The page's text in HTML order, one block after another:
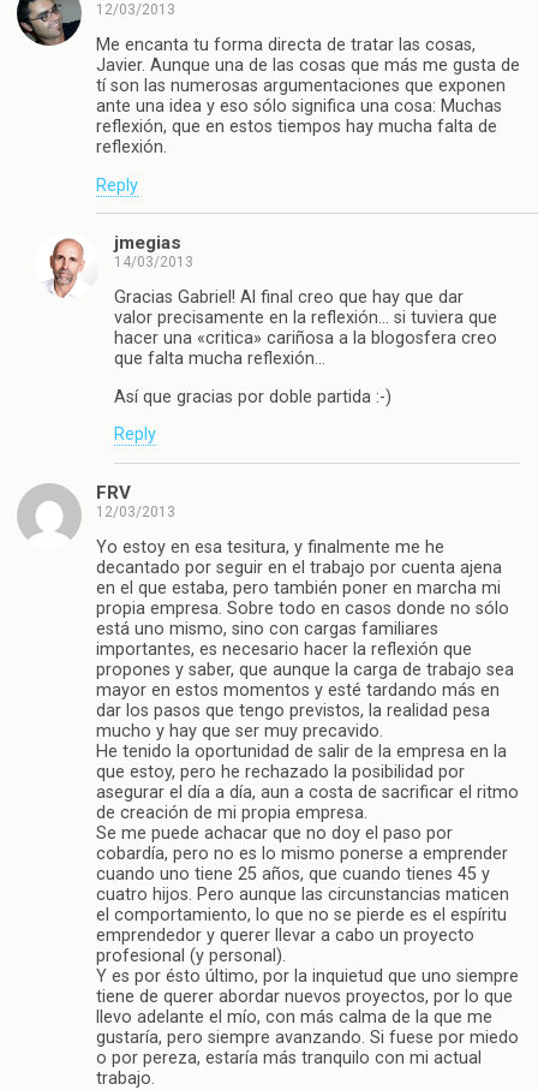
12/03/2013
Me encanta tu forma directa de tratar las cosas,
Javier. Aunque una de las cosas que más me gusta de
tí son las numerosas argumentaciones que exponen
ante una idea y eso sólo significa una cosa: Muchas
reflexión, que en estos tiempos hay mucha falta de
reflexión.
Reply
jmegias
14/03/2013
Gracias Gabriel! Al final creo que hay que dar
valor precisamente en la reflexión… si tuviera que
hacer una «critica» cariñosa a la blogosfera creo
que falta mucha reflexión…
Así que gracias por doble partida :-)
Reply
FRV
12/03/2013
Yo estoy en esa tesitura, y finalmente me he
decantado por seguir en el trabajo por cuenta ajena
en el que estaba, pero también poner en marcha mi
propia empresa. Sobre todo en casos donde no sólo
está uno mismo, sino con cargas familiares
importantes, es necesario hacer la reflexión que
propones y saber, que aunque la carga de trabajo sea
mayor en estos momentos y esté tardando más en
dar los pasos que tengo previstos, la realidad pesa
mucho y hay que ser muy precavido.
He tenido la oportunidad de salir de la empresa en la
que estoy, pero he rechazado la posibilidad por
asegurar el día a día, aun a costa de sacrificar el ritmo
de creación de mi propia empresa.
Se me puede achacar que no doy el paso por
cobardía, pero no es lo mismo ponerse a emprender
cuando uno tiene 25 años, que cuando tienes 45 y
cuatro hijos. Pero aunque las circunstancias maticen
el comportamiento, lo que no se pierde es el espíritu
emprendedor y querer llevar a cabo un proyecto
profesional (y personal).
Y es por ésto último, por la inquietud que uno siempre
tiene de querer abordar nuevos proyectos, por lo que
llevo adelante el mío, con más calma de la que me
gustaría, pero siempre avanzando. Si fuese por miedo
o por pereza, estaría más tranquilo con mi actual
trabajo.